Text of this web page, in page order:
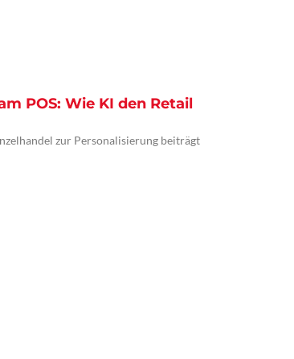
POS: Wie KI den Retail
zur Personalisierung beiträgt